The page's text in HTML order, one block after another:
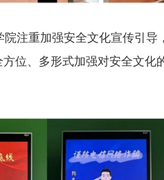
院注重加强安全文化宣传引导
位、多形式加强对安全文化